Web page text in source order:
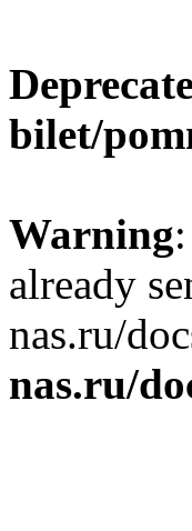
bilet/
Warning
already
nas.ru/
nas.ru/